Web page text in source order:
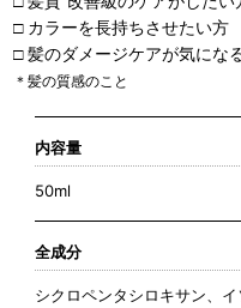
□ カラーを長持ちさせたい方
□ 髪のダメージケアが気にな
＊髪の質感のこと
内容量
50ml
全成分
シクロペンタシロキサン、